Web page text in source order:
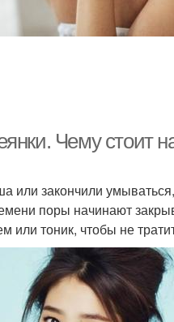
Чему стоит
закончили
поры начинают
или тоник, чтобы не